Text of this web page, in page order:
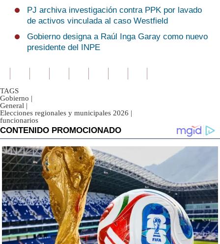
PJ archiva investigación contra PPK por lavado
de activos vinculada al caso Westfield
Gobierno designa a Raúl Inga Garay como nuevo
presidente del INPE
TAGS
Gobierno |
General |
Elecciones regionales y municipales 2026 |
funcionarios